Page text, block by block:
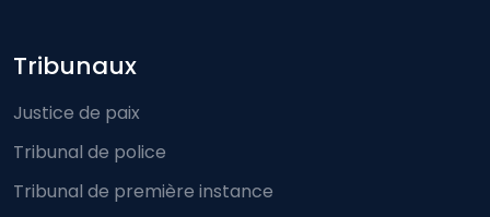
Footer-menu
Tribunaux
Justice de paix
Tribunal de police
Tribunal de première instance